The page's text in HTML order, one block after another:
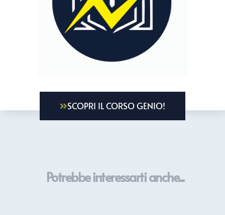
SCOPRI IL CORSO GENIO!
Potrebbe interessarti anche...